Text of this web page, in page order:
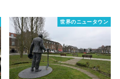
世界のニュータウン